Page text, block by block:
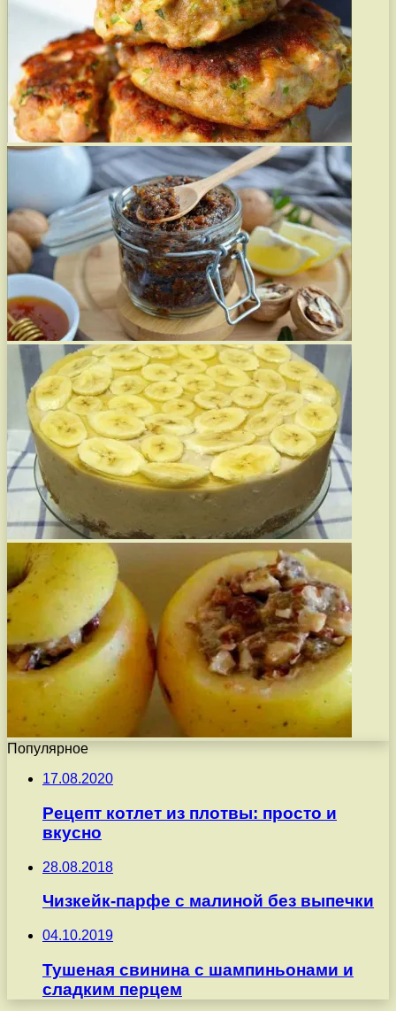
Популярное
17.08.2020
Рецепт котлет из плотвы: просто и
вкусно
28.08.2018
Чизкейк-парфе с малиной без выпечки
04.10.2019
Тушеная свинина с шампиньонами и
сладким перцем